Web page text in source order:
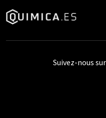
Suivez-nous